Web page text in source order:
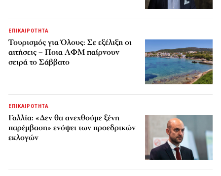
ΕΠΙΚΑΙΡΟΤΗΤΑ
Τουρισμός για Όλους: Σε εξέλιξη οι
αιτήσεις – Ποια ΑΦΜ παίρνουν
σειρά το Σάββατο
ΕΠΙΚΑΙΡΟΤΗΤΑ
Γαλλία: «Δεν θα ανεχθούμε ξένη
παρέμβαση» ενόψει των προεδρικών
εκλογών